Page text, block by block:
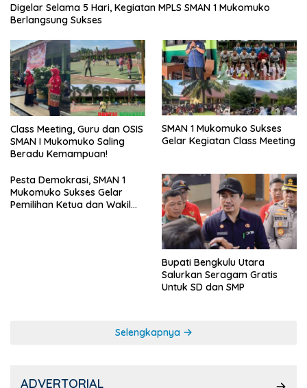
Digelar Selama 5 Hari, Kegiatan MPLS SMAN 1 Mukomuko
Berlangsung Sukses
Class Meeting, Guru dan OSIS
SMAN I Mukomuko Saling
Beradu Kemampuan!
SMAN 1 Mukomuko Sukses
Gelar Kegiatan Class Meeting
Pesta Demokrasi, SMAN 1
Mukomuko Sukses Gelar
Pemilihan Ketua dan Wakil
Bupati Bengkulu Utara
Salurkan Seragam Gratis
Untuk SD dan SMP
Selengkapnya
ADVERTORIAL